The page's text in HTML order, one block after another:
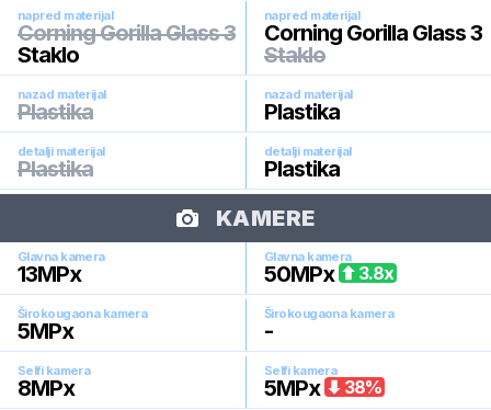
napred materijal
Corning Gorilla Glass 3
Staklo
napred materijal
Corning Gorilla Glass 3
Staklo
nazad materijal
Plastika
nazad materijal
Plastika
detalji materijal
Plastika
detalji materijal
Plastika
KAMERE
Glavna kamera
13MPx
Glavna kamera
50MPx 3.8x
Širokougaona kamera
5MPx
Širokougaona kamera
-
Selfi kamera
8MPx
Selfi kamera
5MPx 38%